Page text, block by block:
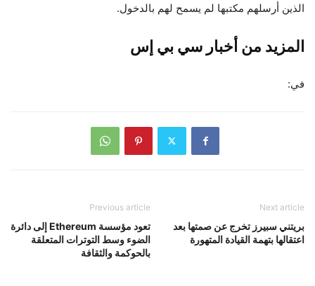
الذين أرسلهم مكتبها لم يسمح لهم بالدخول.
المزيد من أخبار سي بي إس
في:
Previous article
تعود مؤسسة Ethereum إلى دائرة
الضوء وسط التوترات المتعلقة
بالحوكمة والثقافة
Next article
بريتني سبيرز تخرج عن صمتها بعد
اعتقالها بتهمة القيادة المتهورة